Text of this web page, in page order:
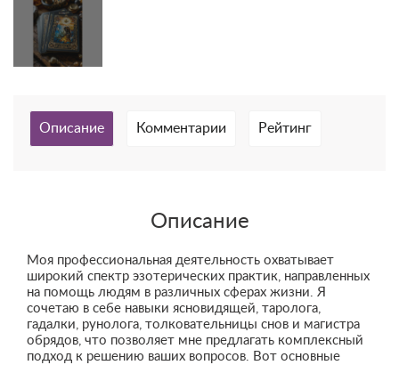
Описание Комментарии Рейтинг
Описание
Моя профессиональная деятельность охватывает
широкий спектр эзотерических практик, направленных
на помощь людям в различных сферах жизни. Я
сочетаю в себе навыки ясновидящей, таролога,
гадалки, рунолога, толковательницы снов и магистра
обрядов, что позволяет мне предлагать комплексный
подход к решению ваших вопросов. Вот основные